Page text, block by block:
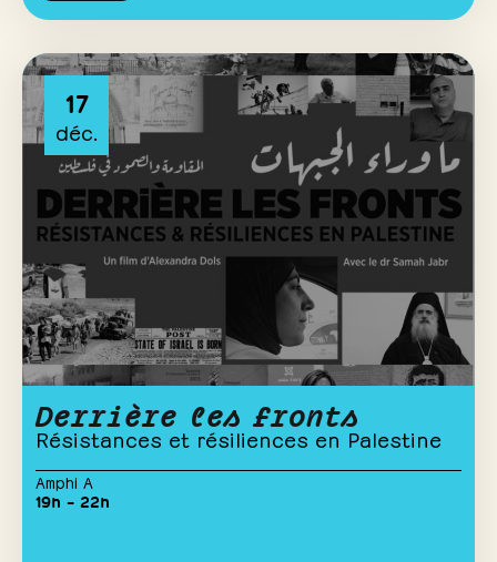
17
déc.
Derrière les fronts
Résistances et résiliences en Palestine
Amphi A
19h – 22h